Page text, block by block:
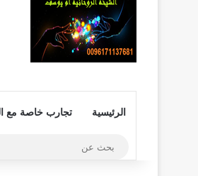
الرئيسية تجارب خاصة مع